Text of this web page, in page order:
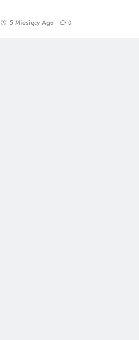
5 Miesięcy Ago 0